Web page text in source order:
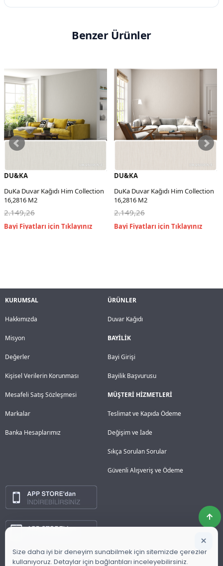
Benzer Ürünler
DU&KA
DuKa Duvar Kağıdı Him Collection
16,2816 M2
2.149,26
DU&KA
DuKa Duvar Kağıdı Him Collection
16,2816 M2
2.149,26
KURUMSAL
Hakkımızda
Misyon
Değerler
Kişisel Verilerin Korunması
Mesafeli Satış Sözleşmesi
Markalar
Banka Hesaplarımız
ÜRÜNLER
Duvar Kağıdı
BAYİLİK
Bayi Girişi
Bayilik Başvurusu
MÜŞTERİ HİZMETLERİ
Teslimat ve Kapıda Ödeme
Değişim ve İade
Sıkça Sorulan Sorular
Güvenli Alışveriş ve Ödeme
Size daha iyi bir deneyim sunabilmek için sitemizde çerezler
kullanıyoruz. Detaylar için bağlantıları inceleyebilirsiniz.
×